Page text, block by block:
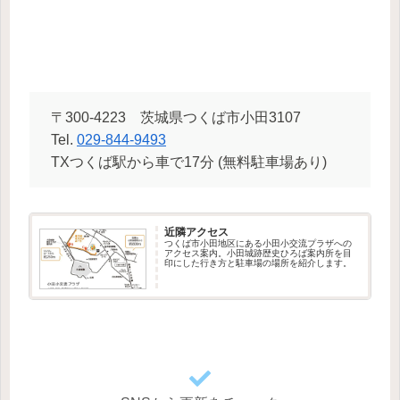
〒300-4223 茨城県つくば市小田3107
Tel. 029-844-9493
TXつくば駅から車で17分 (無料駐車場あり)
近隣アクセス
つくば市小田地区にある小田小交流プラザへの
アクセス案内。小田城跡歴史ひろば案内所を目
印にした行き方と駐車場の場所を紹介します。